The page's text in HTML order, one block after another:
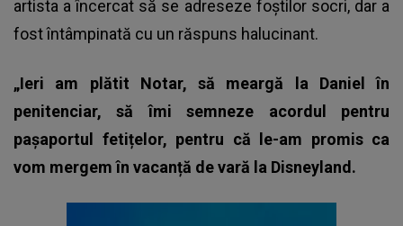
artista a încercat să se adreseze foștilor socri, dar a
fost întâmpinată cu un răspuns halucinant.
„Ieri am plătit Notar, să meargă la Daniel în
penitenciar, să îmi semneze acordul pentru
pașaportul fetițelor, pentru că le-am promis ca
vom mergem în vacanță de vară la Disneyland.